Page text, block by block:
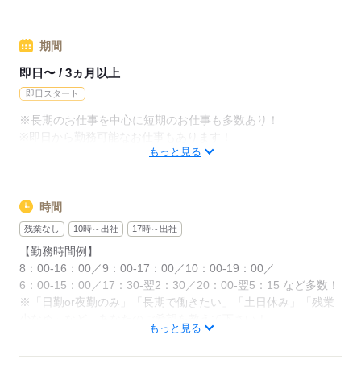
◆残業代支給
勤務時間が8hを超えている場合は時給25％UP
※試用期間ナシ
応募する
期間
即日〜 / 3ヵ月以上
即日スタート
※長期のお仕事を中心に短期のお仕事も多数あり！
※即日から勤務可能なお仕事もあります！
応募する
もっと見る
時間
残業なし 10時～出社 17時～出社
【勤務時間例】
8：00-16：00／9：00-17：00／10：00-19：00／
6：00-15：00／17：30-翌2：30／20：00-翌5：15 など多数！
※「日勤or夜勤のみ」「長期で働きたい」「土日休み」「残業
もっと見る